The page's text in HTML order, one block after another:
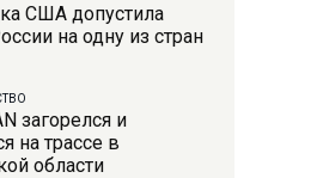
США допустила
на одну из стран
загорелся и
на трассе в
области